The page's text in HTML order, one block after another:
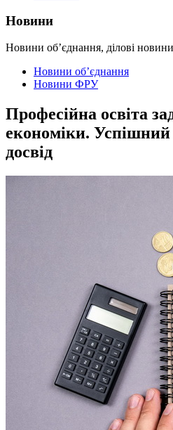
Новини
Новини об’єднання, ділові новини
Новини об’єднання
Новини ФРУ
Професійна освіта
економіки.
досвід